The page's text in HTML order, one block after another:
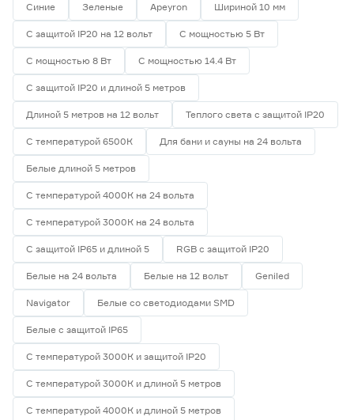
Синие Зеленые Apeyron Шириной 10 мм
С защитой IP20 на 12 вольт С мощностью 5 Вт
С мощностью 8 Вт С мощностью 14.4 Вт
С защитой IP20 и длиной 5 метров
Длиной 5 метров на 12 вольт Теплого света с защитой IP20
С температурой 6500К Для бани и сауны на 24 вольта
Белые длиной 5 метров
С температурой 4000К на 24 вольта
С температурой 3000К на 24 вольта
С защитой IP65 и длиной 5 RGB с защитой IP20
Белые на 24 вольта Белые на 12 вольт Geniled
Navigator Белые со светодиодами SMD
Белые с защитой IP65
С температурой 3000К и защитой IP20
С температурой 3000К и длиной 5 метров
С температурой 4000К и длиной 5 метров